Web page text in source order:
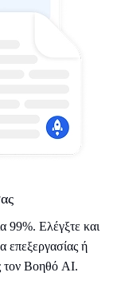
99%. Ελέγξτε και
επεξεργασίας ή
τον Βοηθό AI.